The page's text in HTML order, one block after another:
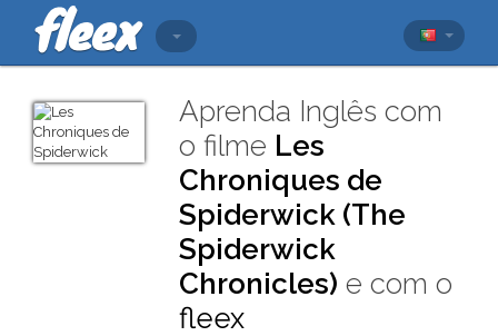
Aprenda Inglês com
o filme Les
Chroniques de
Spiderwick (The
Spiderwick
Chronicles) e com o
fleex